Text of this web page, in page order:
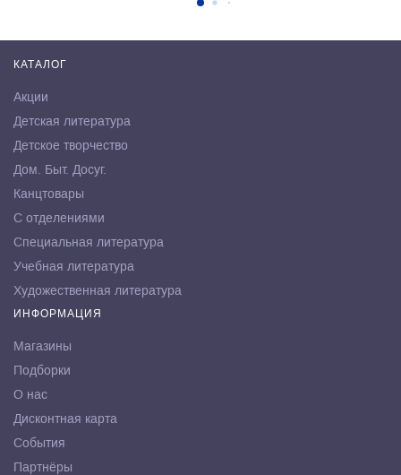
КАТАЛОГ
Акции
Детская литература
Детское творчество
Дом. Быт. Досуг.
Канцтовары
С отделениями
Специальная литература
Учебная литература
Художественная литература
ИНФОРМАЦИЯ
Магазины
Подборки
О нас
Дисконтная карта
События
Партнёры